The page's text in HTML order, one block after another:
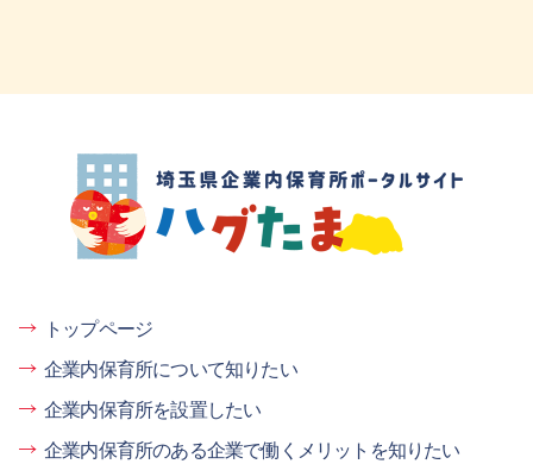
埼玉県企業内保育所ポータルサイト ハグ
たま
トップページ
企業内保育所について知りたい
企業内保育所を設置したい
企業内保育所のある企業で働くメリットを知りたい